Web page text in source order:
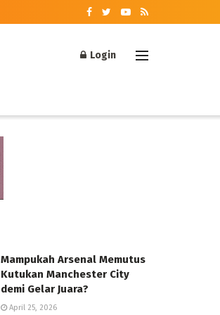
Login
Mampukah Arsenal Memutus
Kutukan Manchester City
demi Gelar Juara?
April 25, 2026